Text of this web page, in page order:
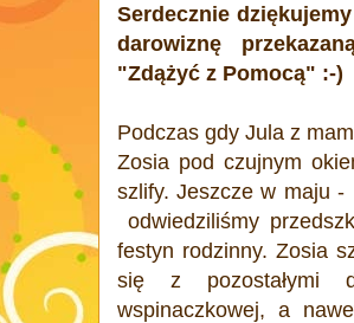
Serdecznie
darowiznę
"Zdążyć z Pomocą" :-)
Podczas gdy Jula z
Zosia pod czujnym
szlify. Jeszcze w maju
odwiedziliśmy
festyn rodzinny. Zosia
się z pozostałymi
wspinaczkowej, a